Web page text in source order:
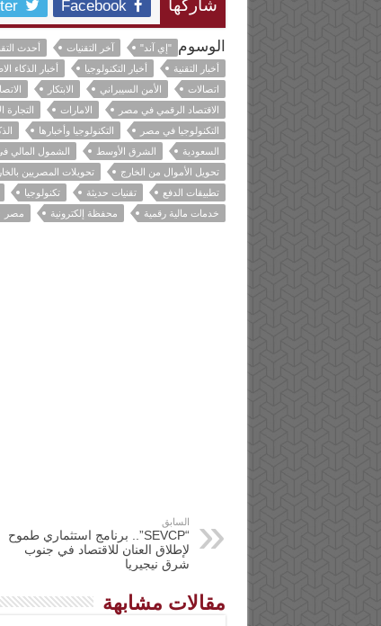
شاركها Facebook
الوسوم "إي آند" آخر التقنيات أحدث
أخبار التقنية
أخبار التكنولوجيا أخبار الذكاء
اتصالات
الأمن السيبراني الابتكار
الاقتصاد الرقمي في مصر
الامارات التجارة
التكنولوجيا في مصر
التكنولوجيا وأخبارها
السعودية
الشرق الأوسط الشمول المالي
تحويل الأموال من الخارج
تحويلات المصريين
تطبيقات الدفع
تقنيات حديثة تكنولوجيا
خدمات مالية رقمية
محفظة إلكترونية مصر
السابق
“SEVCP”.. برنامج استثماري طموح
لإطلاق العنان للاقتصاد في جنوب
شرق نيجيريا
مقالات مشابهة